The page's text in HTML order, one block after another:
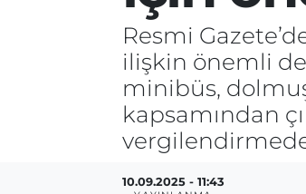
Resmi
ilişkin önemli
minibüs,
kapsamından
10.09.2025 - 11:43
RESMİ İLAN
EKONOMİ
TEKNOLOJİ
Tüm Manşetler
Son Dakika Haberleri
Haber Arşivi